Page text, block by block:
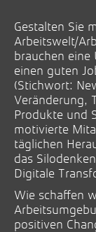
Gestalten Sie
Arbeitswelt/
brauchen
einen guten
(Stichwort:
Veränderung,
Produkte und
motivierte
täglichen
das
Digitale
Wie schaffen
positiven